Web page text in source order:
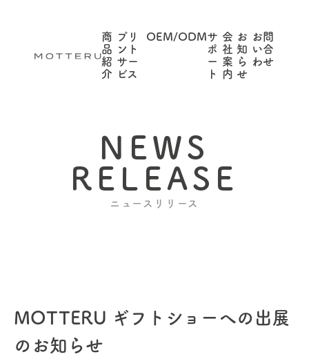
商
品
紹
介
プリ
ント
サー
ビス
OEM/ODMサ
ポ
ー
ト
会
社
案
内
お
知
ら
せ
お問
い合
わせ
NEWS
RELEASE
ニュースリリース
MOTTERU ギフトショーへの出展
のお知らせ